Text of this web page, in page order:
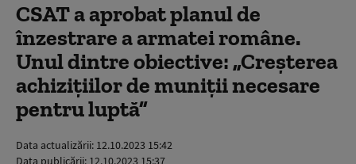
CSAT a aprobat planul de
înzestrare a armatei române.
Unul dintre obiective: „Creșterea
achizițiilor de muniții necesare
pentru luptă”
Data actualizării: 12.10.2023 15:42
Data publicării: 12.10.2023 15:37